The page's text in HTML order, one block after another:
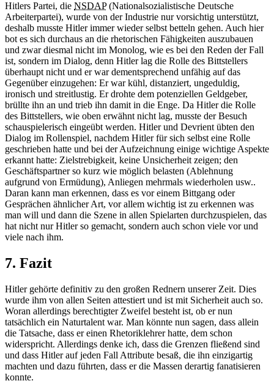
Hitlers Partei, die NSDAP(Nationalsozialistische Deutsche
Arbeiterpartei), wurde von der Industrie nur vorsichtig unterstützt,
deshalb musste Hitler immer wieder selbst betteln gehen. Auch hier
bot es sich durchaus an die rhetorischen Fähigkeiten auszubauen
und zwar diesmal nicht im Monolog, wie es bei den Reden der Fall
ist, sondern im Dialog, denn Hitler lag die Rolle des Bittstellers
überhaupt nicht und er war dementsprechend unfähig auf das
Gegenüber einzugehen: Er war kühl, distanziert, ungeduldig,
ironisch und streitlustig. Er drohte dem potenziellen Geldgeber,
brüllte ihn an und trieb ihn damit in die Enge. Da Hitler die Rolle
des Bittstellers, wie oben erwähnt nicht lag, musste der Besuch
schauspielerisch eingeübt werden. Hitler und Devrient übten den
Dialog im Rollenspiel, nachdem Hitler für sich selbst eine Rolle
geschrieben hatte und bei der Aufzeichnung einige wichtige Aspekte
erkannt hatte: Zielstrebigkeit, keine Unsicherheit zeigen; den
Geschäftspartner so kurz wie möglich belasten (Ablehnung
aufgrund von Ermüdung), Anliegen mehrmals wiederholen usw..
Daran kann man erkennen, dass es vor einem Bittgang oder
Gesprächen ähnlicher Art, vor allem wichtig ist zu erkennen was
man will und dann die Szene in allen Spielarten durchzuspielen, das
hat nicht nur Hitler so gemacht, sondern auch schon viele vor und
viele nach ihm.
7. Fazit
Hitler gehörte definitiv zu den großen Rednern unserer Zeit. Dies
wurde ihm von allen Seiten attestiert und ist mit Sicherheit auch so.
Woran allerdings berechtigter Zweifel besteht ist, ob er nun
tatsächlich ein Naturtalent war. Man könnte nun sagen, dass allein
die Tatsache, dass er einen Rhetoriklehrer hatte, dem schon
widerspricht. Allerdings denke ich, dass die Grenzen fließend sind
und dass Hitler auf jeden Fall Attribute besaß, die ihn einzigartig
machten und dazu führten, dass er die Massen derartig fanatisieren
konnte.